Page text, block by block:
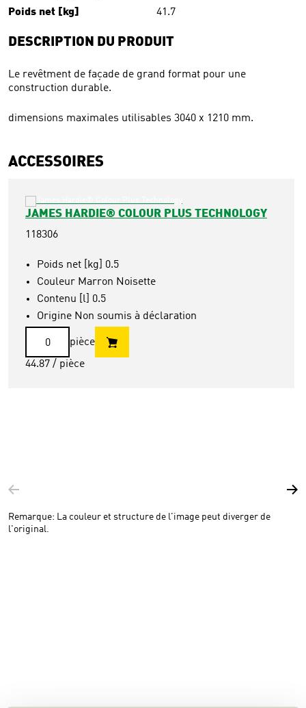
Poids net [kg]
41.7
DESCRIPTION DU PRODUIT
Le revêtment de façade de grand format pour une
construction durable.
dimensions maximales utilisables 3040 x 1210 mm.
ACCESSOIRES
JAMES HARDIE® COLOUR PLUS TECHNOLOGY
118306
Poids net [kg] 0.5
Couleur Marron Noisette
Contenu [l] 0.5
Origine Non soumis à déclaration
pièce
44.87 / pièce
Remarque: La couleur et structure de l'image peut diverger de
l'original.